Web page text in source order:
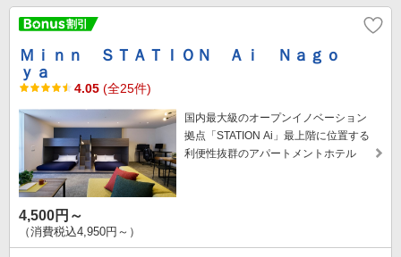
Ｍｉｎｎ ＳＴＡＴＩＯＮ Ａｉ Ｎａｇｏ
ｙａ
4.05 (全25件)
国内最大級のオープンイノベーション
拠点「STATION Ai」最上階に位置する
利便性抜群のアパートメントホテル
4,500円～
（消費税込4,950円～）